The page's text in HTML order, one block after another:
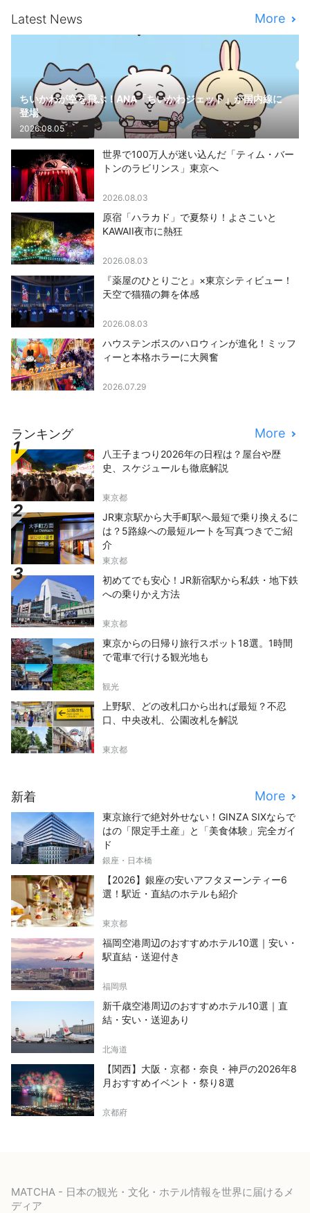
Latest News More
ちいかわが空を飛ぶ！ANA「ちいかわジェット」が国内線に
登場
2026.08.05
世界で100万人が迷い込んだ「ティム・バー
トンのラビリンス」東京へ
2026.08.03
原宿「ハラカド」で夏祭り！よさこいと
KAWAII夜市に熱狂
2026.08.03
『薬屋のひとりごと』×東京シティビュー！
天空で猫猫の舞を体感
2026.08.03
ハウステンボスのハロウィンが進化！ミッフ
ィーと本格ホラーに大興奮
2026.07.29
ランキング More
八王子まつり2026年の日程は？屋台や歴
史、スケジュールも徹底解説
東京都
JR東京駅から大手町駅へ最短で乗り換えるに
は？5路線への最短ルートを写真つきでご紹
介
東京都
初めてでも安心！JR新宿駅から私鉄・地下鉄
への乗りかえ方法
東京都
東京からの日帰り旅行スポット18選。1時間
で電車で行ける観光地も
観光
上野駅、どの改札口から出れば最短？不忍
口、中央改札、公園改札を解説
東京都
新着 More
東京旅行で絶対外せない！GINZA SIXならで
はの「限定手土産」と「美食体験」完全ガイ
ド
銀座・日本橋
【2026】銀座の安いアフタヌーンティー6
選！駅近・直結のホテルも紹介
東京都
福岡空港周辺のおすすめホテル10選｜安い・
駅直結・送迎付き
福岡県
新千歳空港周辺のおすすめホテル10選｜直
結・安い・送迎あり
北海道
【関西】大阪・京都・奈良・神戸の2026年8
月おすすめイベント・祭り8選
京都府
MATCHA - 日本の観光・文化・ホテル情報を世界に届けるメ
ディア